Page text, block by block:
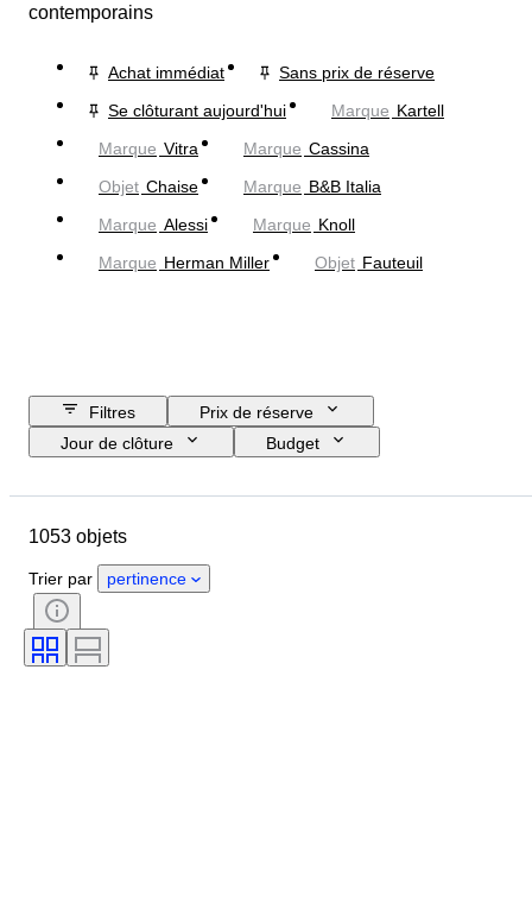
contemporains
Achat immédiat
Sans prix de réserve
Se clôturant aujourd'hui
Marque Kartell
Marque Vitra Marque Cassina
Objet Chaise Marque B&B Italia
Marque Alessi Marque Knoll
Marque Herman Miller Objet Fauteuil
Filtres
Prix de réserve
Jour de clôture
Budget
Pays d’origine
Suppléments
Thème
Style
Signature
Mouvement de montre
1053 objets
Trier par pertinence